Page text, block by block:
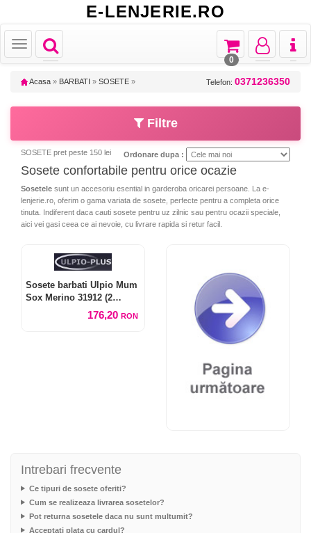
E-LENJERIE.RO
Toggle
navigation
Toggle
Toggle
navigation
Toggle
navigation
Toggle
navigation
0
Acasa » BARBATI » SOSETE » Telefon: 0371236350
Filtre
SOSETE pret peste 150 lei Ordonare dupa :
Sosete confortabile pentru orice ocazie
Sosetele sunt un accesoriu esential in garderoba oricarei persoane. La e-
lenjerie.ro, oferim o gama variata de sosete, perfecte pentru a completa orice
tinuta. Indiferent daca cauti sosete pentru uz zilnic sau pentru ocazii speciale,
aici vei gasi ceea ce ai nevoie, cu livrare rapida si retur facil.
Sosete barbati Ulpio Mum
Sox Merino 31912 (2
176,20 RON
Intrebari frecvente
Ce tipuri de sosete oferiti?
Cum se realizeaza livrarea sosetelor?
Pot returna sosetele daca nu sunt multumit?
Acceptati plata cu cardul?